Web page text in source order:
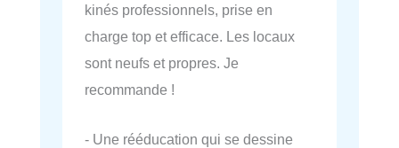
kinés professionnels, prise en
charge top et efficace. Les locaux
sont neufs et propres. Je
recommande !
- Une rééducation qui se dessine